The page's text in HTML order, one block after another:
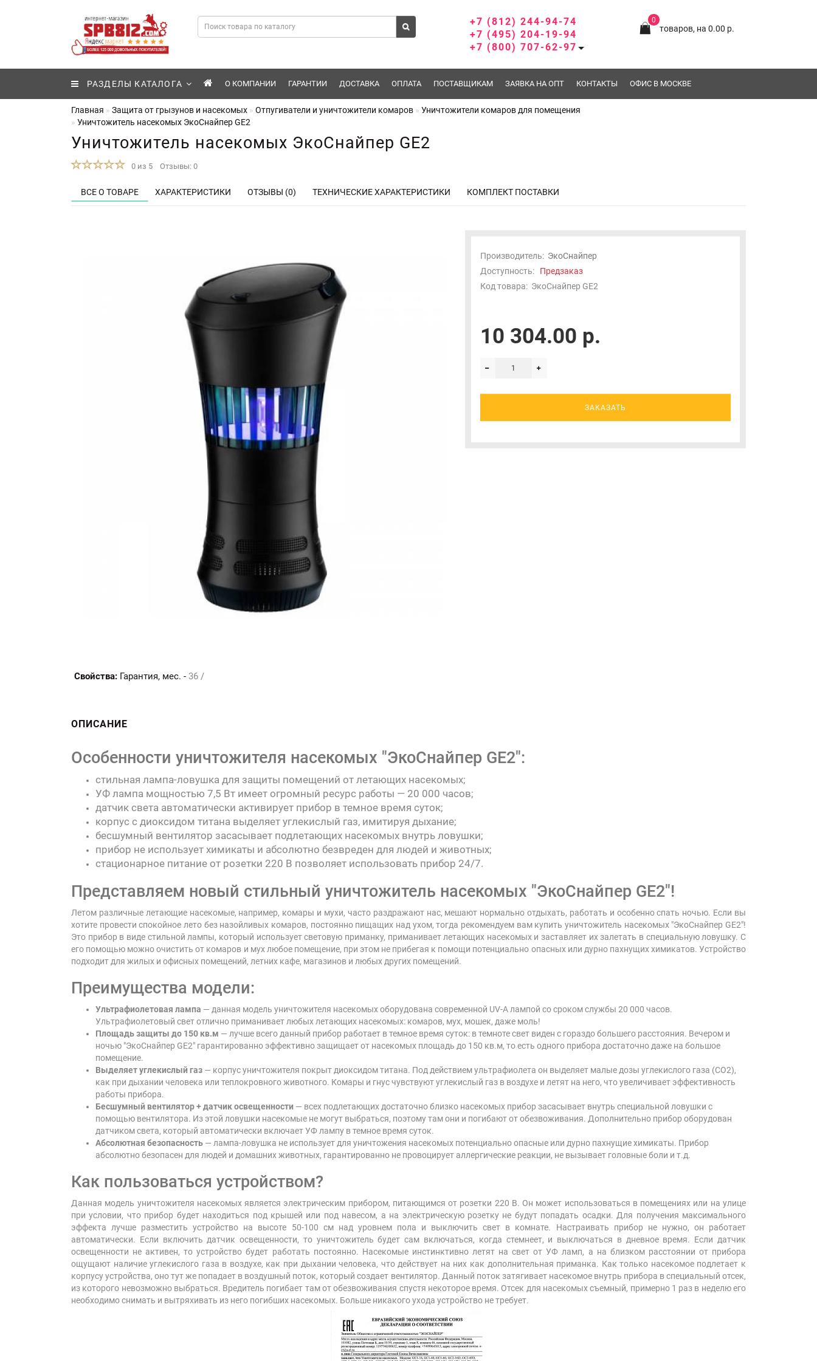
0
товаров, на 0.00 р.
+7 (812) 244-94-74
+7 (495) 204-19-94
+7 (800) 707-62-97
РАЗДЕЛЫ КАТАЛОГА О КОМПАНИИ ГАРАНТИИ ДОСТАВКА ОПЛАТА ПОСТАВЩИКАМ ЗАЯВКА НА ОПТ КОНТАКТЫ ОФИС В МОСКВЕ
Главная Защита от грызунов и насекомых Отпугиватели и уничтожители комаров
Уничтожители комаров для помещения
Уничтожитель насекомых ЭкоСнайпер GE2
Уничтожитель насекомых ЭкоСнайпер GE2
0 из 5 Отзывы: 0
ВСЕ О ТОВАРЕ ХАРАКТЕРИСТИКИ ОТЗЫВЫ (0) ТЕХНИЧЕСКИЕ ХАРАКТЕРИСТИКИ КОМПЛЕКТ ПОСТАВКИ
Свойства: Гарантия, мес. - 36 /
Производитель: ЭкоСнайпер
Доступность: Предзаказ
Код товара: ЭкоСнайпер GE2
10 304.00 р.
ЗАКАЗАТЬ
ОПИСАНИЕ
Особенности уничтожителя насекомых "ЭкоСнайпер GE2":
стильная лампа-ловушка для защиты помещений от летающих насекомых;
УФ лампа мощностью 7,5 Вт имеет огромный ресурс работы — 20 000 часов;
датчик света автоматически активирует прибор в темное время суток;
корпус с диоксидом титана выделяет углекислый газ, имитируя дыхание;
бесшумный вентилятор засасывает подлетающих насекомых внутрь ловушки;
прибор не использует химикаты и абсолютно безвреден для людей и животных;
стационарное питание от розетки 220 В позволяет использовать прибор 24/7.
Представляем новый стильный уничтожитель насекомых "ЭкоСнайпер GE2"!
Летом различные летающие насекомые, например, комары и мухи, часто раздражают нас, мешают нормально отдыхать, работать и особенно спать ночью. Если вы
хотите провести спокойное лето без назойливых комаров, постоянно пищащих над ухом, тогда рекомендуем вам купить уничтожитель насекомых "ЭкоСнайпер GE2"!
Это прибор в виде стильной лампы, который использует световую приманку, приманивает летающих насекомых и заставляет их залетать в специальную ловушку. С
его помощью можно очистить от комаров и мух любое помещение, при этом не прибегая к помощи потенциально опасных или дурно пахнущих химикатов. Устройство
подходит для жилых и офисных помещений, летних кафе, магазинов и любых других помещений.
Преимущества модели:
Ультрафиолетовая лампа — данная модель уничтожителя насекомых оборудована современной UV-A лампой со сроком службы 20 000 часов.
Ультрафиолетовый свет отлично приманивает любых летающих насекомых: комаров, мух, мошек, даже моль!
Площадь защиты до 150 кв.м — лучше всего данный прибор работает в темное время суток: в темноте свет виден с гораздо большего расстояния. Вечером и
ночью "ЭкоСнайпер GE2" гарантированно эффективно защищает от насекомых площадь до 150 кв.м, то есть одного прибора достаточно даже на большое
помещение.
Выделяет углекислый газ — корпус уничтожителя покрыт диоксидом титана. Под действием ультрафиолета он выделяет малые дозы углекислого газа (СО2),
как при дыхании человека или теплокровного животного. Комары и гнус чувствуют углекислый газ в воздухе и летят на него, что увеличивает эффективность
работы прибора.
Бесшумный вентилятор + датчик освещенности — всех подлетающих достаточно близко насекомых прибор засасывает внутрь специальной ловушки с
помощью вентилятора. Из этой ловушки насекомые не могут выбраться, поэтому там они и погибают от обезвоживания. Дополнительно прибор оборудован
датчиком света, который автоматически включает УФ лампу в темное время суток.
Абсолютная безопасность — лампа-ловушка не использует для уничтожения насекомых потенциально опасные или дурно пахнущие химикаты. Прибор
абсолютно безопасен для людей и домашних животных, гарантированно не провоцирует аллергические реакции, не вызывает головные боли и т.д.
Как пользоваться устройством?
Данная модель уничтожителя насекомых является электрическим прибором, питающимся от розетки 220 В. Он может использоваться в помещениях или на улице
при условии, что прибор будет находиться под крышей или под навесом, а на электрическую розетку не будут попадать осадки. Для получения максимального
эффекта лучше разместить устройство на высоте 50-100 см над уровнем пола и выключить свет в комнате. Настраивать прибор не нужно, он работает
автоматически. Если включить датчик освещенности, то уничтожитель будет сам включаться, когда стемнеет, и выключаться в дневное время. Если датчик
освещенности не активен, то устройство будет работать постоянно. Насекомые инстинктивно летят на свет от УФ ламп, а на близком расстоянии от прибора
ощущают наличие углекислого газа в воздухе, как при дыхании человека, что действует на них как дополнительная приманка. Как только насекомое подлетает к
корпусу устройства, оно тут же попадает в воздушный поток, который создает вентилятор. Данный поток затягивает насекомое внутрь прибора в специальный отсек,
из которого невозможно выбраться. Вредитель погибает там от обезвоживания спустя некоторое время. Отсек для насекомых съемный, примерно 1 раз в неделю его
необходимо снимать и вытряхивать из него погибших насекомых. Больше никакого ухода устройство не требует.